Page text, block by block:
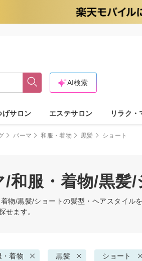
AI検索
げサロン エステサロン リラク・
パーマ 和服・着物 黒髪 ショート
/和服・着物/黒髪
物/黒髪/ショートの髪型・ヘアスタイル
せます。
・着物 黒髪 ショート